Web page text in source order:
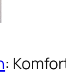
: